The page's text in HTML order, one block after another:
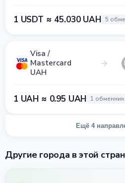
1 USDT ≈ 45.030 UAH 5
Visa /
Mastercard
UAH
1 UAH ≈ 0.95 UAH 1 обменник
Ещё 4
Другие города в этой